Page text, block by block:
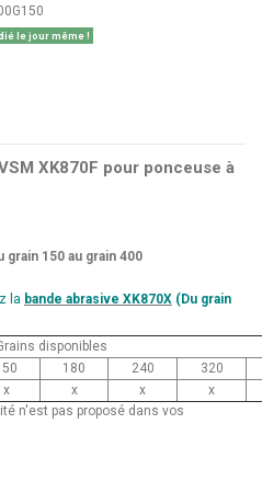
le jour même !
XK870F pour ponceuse à
grain 150 au grain 400
la bande abrasive XK870X (Du grain
disponibles
180 240
320
x x x
x
n'est pas proposé dans vos